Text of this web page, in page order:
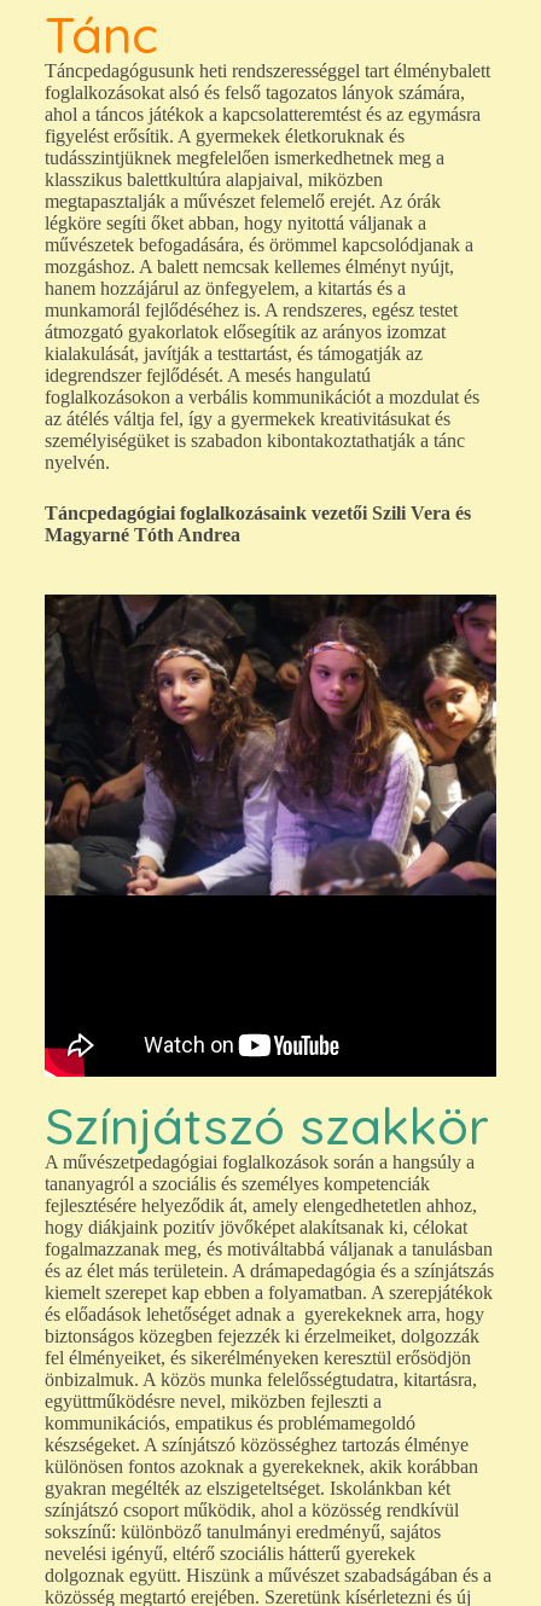
Tánc
Táncpedagógusunk heti rendszerességgel tart élménybalett
foglalkozásokat alsó és felső tagozatos lányok számára,
ahol a táncos játékok a kapcsolatteremtést és az egymásra
figyelést erősítik. A gyermekek életkoruknak és
tudásszintjüknek megfelelően ismerkedhetnek meg a
klasszikus balettkultúra alapjaival, miközben
megtapasztalják a művészet felemelő erejét. Az órák
légköre segíti őket abban, hogy nyitottá váljanak a
művészetek befogadására, és örömmel kapcsolódjanak a
mozgáshoz. A balett nemcsak kellemes élményt nyújt,
hanem hozzájárul az önfegyelem, a kitartás és a
munkamorál fejlődéséhez is. A rendszeres, egész testet
átmozgató gyakorlatok elősegítik az arányos izomzat
kialakulását, javítják a testtartást, és támogatják az
idegrendszer fejlődését. A mesés hangulatú
foglalkozásokon a verbális kommunikációt a mozdulat és
az átélés váltja fel, így a gyermekek kreativitásukat és
személyiségüket is szabadon kibontakoztathatják a tánc
nyelvén.
Táncpedagógiai foglalkozásaink vezetői Szili Vera és
Magyarné Tóth Andrea
Színjátszó szakkör
A művészetpedagógiai foglalkozások során a hangsúly a
tananyagról a szociális és személyes kompetenciák
fejlesztésére helyeződik át, amely elengedhetetlen ahhoz,
hogy diákjaink pozitív jövőképet alakítsanak ki, célokat
fogalmazzanak meg, és motiváltabbá váljanak a tanulásban
és az élet más területein. A drámapedagógia és a színjátszás
kiemelt szerepet kap ebben a folyamatban. A szerepjátékok
és előadások lehetőséget adnak a gyerekeknek arra, hogy
biztonságos közegben fejezzék ki érzelmeiket, dolgozzák
fel élményeiket, és sikerélményeken keresztül erősödjön
önbizalmuk. A közös munka felelősségtudatra, kitartásra,
együttműködésre nevel, miközben fejleszti a
kommunikációs, empatikus és problémamegoldó
készségeket. A színjátszó közösséghez tartozás élménye
különösen fontos azoknak a gyerekeknek, akik korábban
gyakran megélték az elszigeteltséget. Iskolánkban két
színjátszó csoport működik, ahol a közösség rendkívül
sokszínű: különböző tanulmányi eredményű, sajátos
nevelési igényű, eltérő szociális hátterű gyerekek
dolgoznak együtt. Hiszünk a művészet szabadságában és a
közösség megtartó erejében. Szeretünk kísérletezni és új